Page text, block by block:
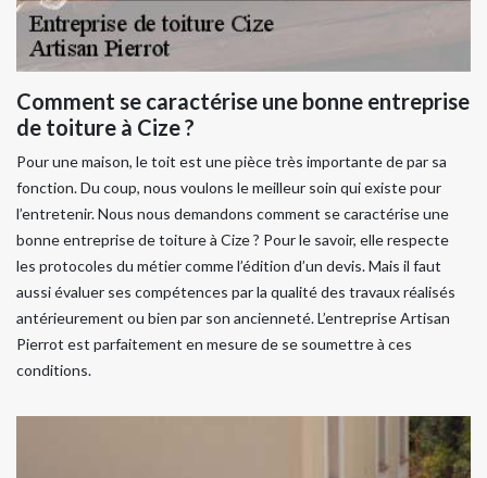
Comment se caractérise une bonne entreprise
de toiture à Cize ?
Pour une maison, le toit est une pièce très importante de par sa
fonction. Du coup, nous voulons le meilleur soin qui existe pour
l’entretenir. Nous nous demandons comment se caractérise une
bonne entreprise de toiture à Cize ? Pour le savoir, elle respecte
les protocoles du métier comme l’édition d’un devis. Mais il faut
aussi évaluer ses compétences par la qualité des travaux réalisés
antérieurement ou bien par son ancienneté. L’entreprise Artisan
Pierrot est parfaitement en mesure de se soumettre à ces
conditions.